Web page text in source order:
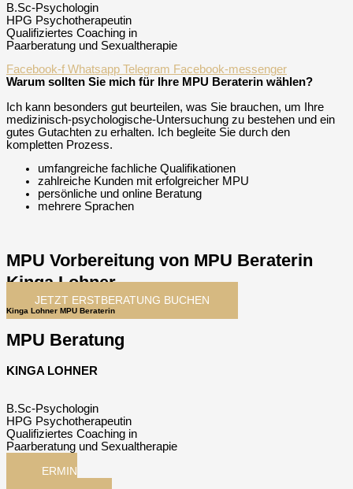
B.Sc-Psychologin
HPG Psychotherapeutin
Qualifiziertes Coaching in
Paarberatung und Sexualtherapie
Facebook-f Whatsapp Telegram Facebook-messenger
Warum sollten Sie mich für Ihre MPU Beraterin wählen?
Ich kann besonders gut beurteilen, was Sie brauchen, um Ihre
medizinisch-psychologische-Untersuchung zu bestehen und ein
gutes Gutachten zu erhalten. Ich begleite Sie durch den
kompletten Prozess.
umfangreiche fachliche Qualifikationen
zahlreiche Kunden mit erfolgreicher MPU
persönliche und online Beratung
mehrere Sprachen
MPU Vorbereitung von MPU Beraterin
Kinga Lohner
JETZT ERSTBERATUNG BUCHEN
Kinga Lohner MPU Beraterin
MPU Beratung
KINGA LOHNER
B.Sc-Psychologin
HPG Psychotherapeutin
Qualifiziertes Coaching in
Paarberatung und Sexualtherapie
TERMIN